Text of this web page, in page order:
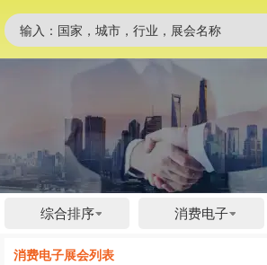
输入：国家，城市，行业，展会名称
综合排序 消费电子
消费电子展会列表